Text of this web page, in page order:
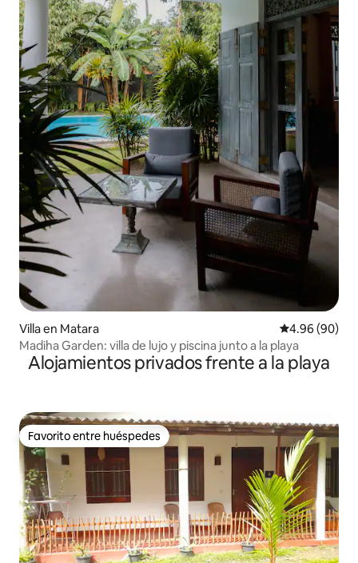
Villa en Matara Calificación
4.96 (90)
Madiha Garden: villa de lujo y piscina junto a la playa
Alojamientos privados frente a la playa
Favorito entre huéspedes
Favorito entre huéspedes